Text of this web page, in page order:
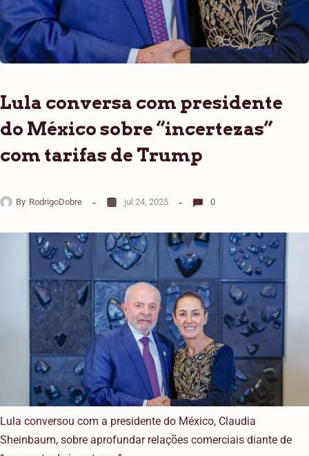
Lula conversa com presidente
do México sobre “incertezas”
com tarifas de Trump
By RodrigoDobre jul 24, 2025 0
Lula conversou com a presidente do México, Claudia
Sheinbaum, sobre aprofundar relações comerciais diante de